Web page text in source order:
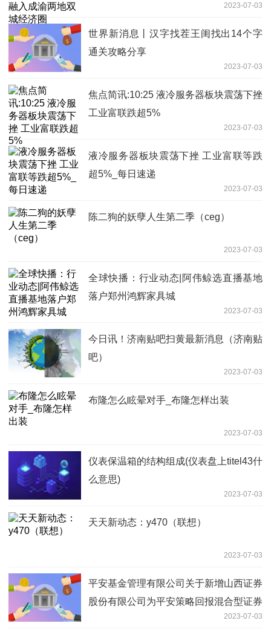
2023-07-03
世界新消息丨汉字找茬王闺找出14个字
通关攻略分享
2023-07-03
焦点简讯:10:25 液冷服务器板块震荡下挫
工业富联跌超5%
2023-07-03
液冷服务器板块震荡下挫 工业富联等跌
超5%_每日速递
2023-07-03
陈二狗的妖孽人生第二季（ceg）
2023-07-03
全球快播：行业动态|阿伟鲸选直播基地
落户郑州鸿辉家具城
2023-07-03
今日讯！济南贴吧扫黄最新消息（济南贴
吧）
2023-07-03
布隆怎么眩晕对手_布隆怎样出装
2023-07-03
仪表保温箱的结构组成(仪表盘上titel43什
么意思)
2023-07-03
天天新动态：y470（联想）
2023-07-03
平安基金管理有限公司关于新增山西证券
股份有限公司为平安策略回报混合型证券
2023-07-03